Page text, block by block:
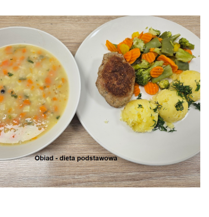
07
04-08-2026 obiad
 2026-08-07
04-08-2026
śniadanie
2026-08-07
03-08-2026 obiad

2026-08-07